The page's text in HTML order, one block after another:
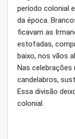
período colonial
da época.
ficavam as
estofadas,
baixo, nos vãos
Nas celebrações
candelabros,
Essa divisão
colonial.